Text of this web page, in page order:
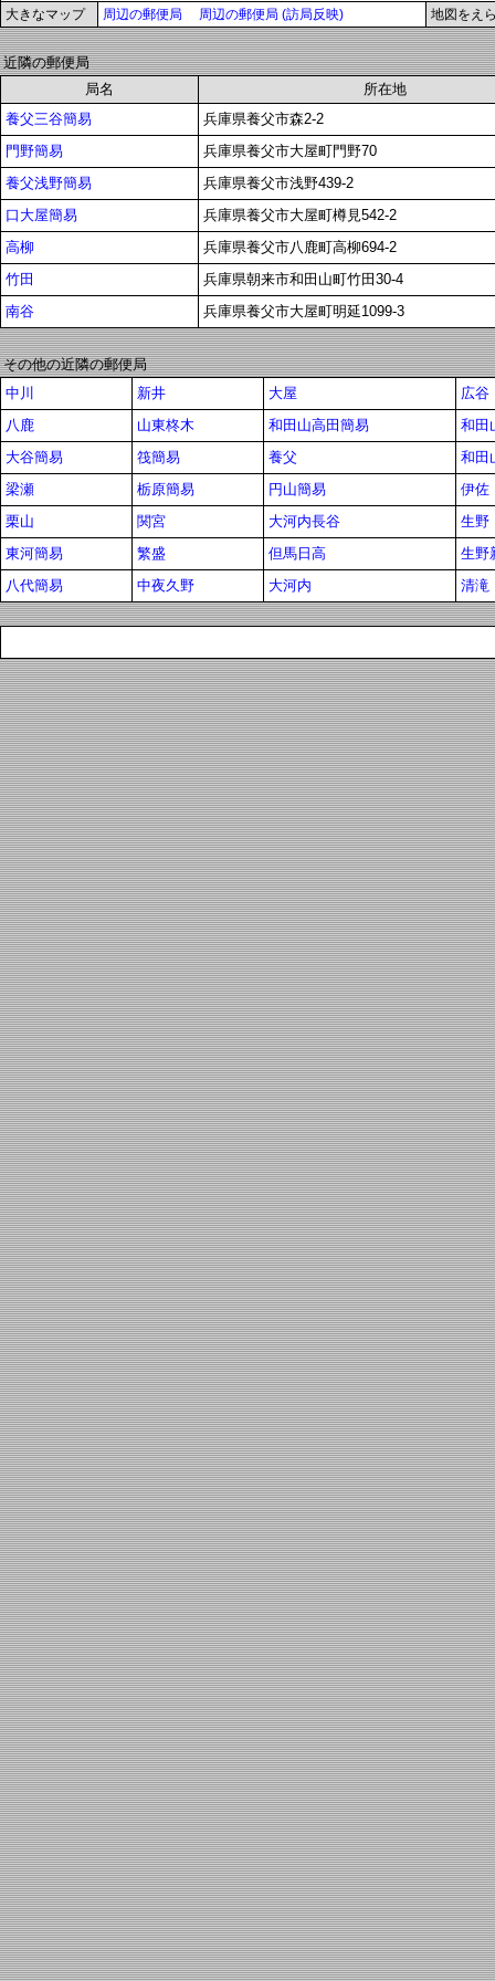
大きなマップ 周辺の郵便局 周辺の郵便局 (訪局反映) 地図をえ
近隣の郵便局
局名
所在地
養父三谷簡易
兵庫県養父市森2-2
門野簡易
兵庫県養父市大屋町門野70
養父浅野簡易
兵庫県養父市浅野439-2
口大屋簡易
兵庫県養父市大屋町樽見542-2
高柳
兵庫県養父市八鹿町高柳694-2
竹田
兵庫県朝来市和田山町竹田30-4
南谷
兵庫県養父市大屋町明延1099-3
その他の近隣の郵便局
中川
新井 大屋
広谷
八鹿
山東柊木 和田山高田簡易
和田
大谷簡易
筏簡易 養父
和田
梁瀬
栃原簡易 円山簡易
伊佐
栗山
関宮 大河内長谷
生野
東河簡易
繁盛 但馬日高
生野
八代簡易
中夜久野 大河内 清滝